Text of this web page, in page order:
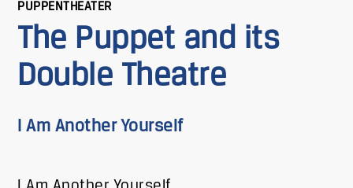
PUPPENTHEATER
The Puppet and its
Double Theatre
I Am Another Yourself